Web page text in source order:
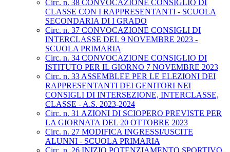
Circ. n. 38 CONVOCAZIONE CONSIGLIO DI
CLASSE CON I RAPPRESENTANTI - SCUOLA
SECONDARIA DI I GRADO
Circ. n. 37 CONVOCAZIONE CONSIGLI DI
INTERCLASSE DEL 9 NOVEMBRE 2023 -
SCUOLA PRIMARIA
Circ. n. 34 CONVOCAZIONE CONSIGLIO DI
ISTITUTO PER IL GIORNO 7 NOVEMBRE 2023
Circ. n. 33 ASSEMBLEE PER LE ELEZIONI DEI
RAPPRESENTANTI DEI GENITORI NEI
CONSIGLI DI INTERSEZIONE, INTERCLASSE,
CLASSE - A.S. 2023-2024
Circ. n. 31 AZIONI DI SCIOPERO PREVISTE PER
LA GIORNATA DEL 20 OTTOBRE 2023
Circ. n. 27 MODIFICA INGRESSI/USCITE
ALUNNI - SCUOLA PRIMARIA